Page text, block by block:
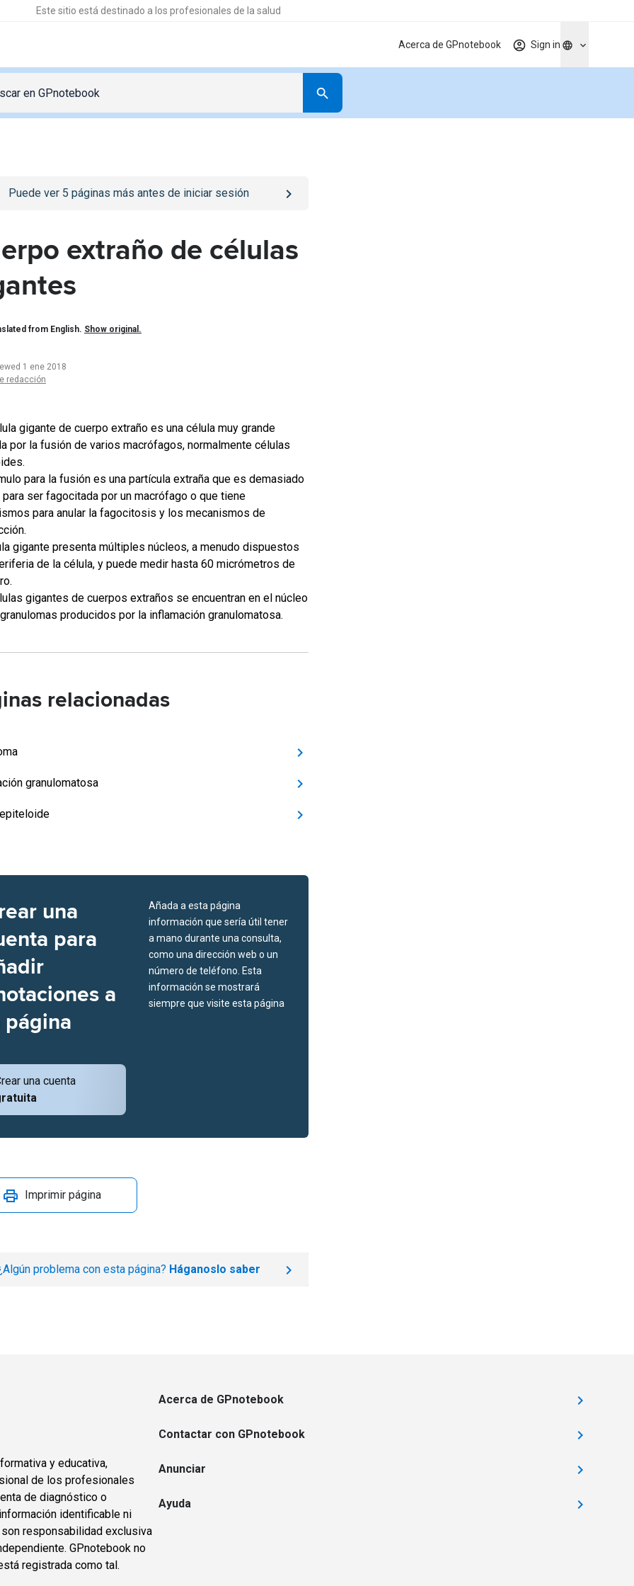
Este sitio está destinado a los profesionales de la salud
Acerca de GPnotebook Sign in
/iniciar-sesionpage
Puede ver 5 páginas más antes de iniciar sesión
extraño de células
from English. Show original.
1 ene 2018
redacción
gigante de cuerpo extraño es una célula muy grande
por la fusión de varios macrófagos, normalmente células
para la fusión es una partícula extraña que es demasiado
para ser fagocitada por un macrófago o que tiene
para anular la fagocitosis y los mecanismos de
gigante presenta múltiples núcleos, a menudo dispuestos
de la célula, y puede medir hasta 60 micrómetros de
gigantes de cuerpos extraños se encuentran en el núcleo
producidos por la inflamación granulomatosa.
relacionadas
granulomatosa
una
para
a
página
una cuenta
Añada a esta página
información que sería útil tener
a mano durante una consulta,
como una dirección web o un
número de teléfono. Esta
información se mostrará
siempre que visite esta página
Imprimir página
problema con esta página? Háganoslo saber
y educativa,
de los profesionales
de diagnóstico o
identificable ni
responsabilidad exclusiva
GPnotebook no
registrada como tal.
Acerca de GPnotebook
Contactar con GPnotebook
Anunciar
Ayuda